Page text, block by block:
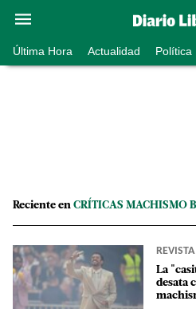
Última Hora Actualidad Política
Reciente en CRÍTICAS MACHISMO
REVISTA
La
desata